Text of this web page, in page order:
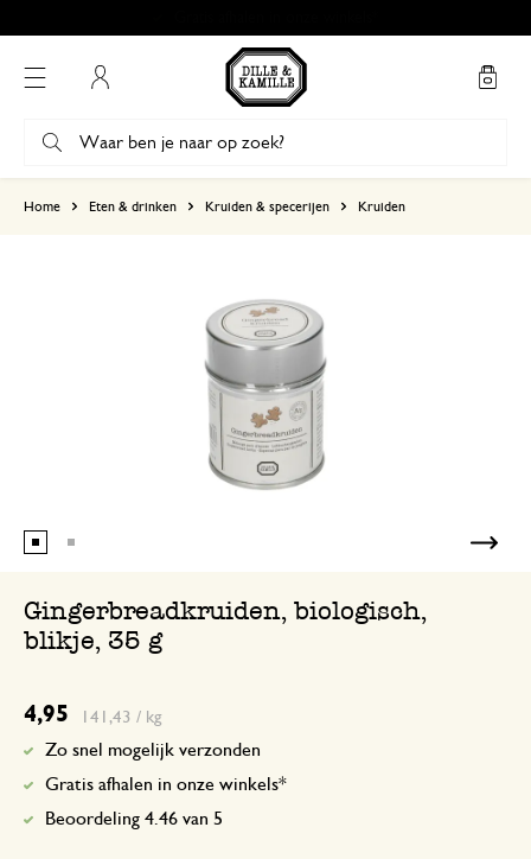
Home Eten & drinken Kruiden & specerijen Kruiden
Gingerbreadkruiden, biologisch,
blikje, 35 g
4,95 141,43 / kg
Zo snel mogelijk verzonden
Gratis afhalen in onze winkels*
Beoordeling 4.46 van 5
2